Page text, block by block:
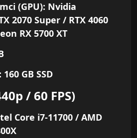
(GPU): Nvidia
2070 Super / RTX 4060
RX 5700 XT
: 160 GB SSD
/ 60 FPS)
Core i7-11700 / AMD